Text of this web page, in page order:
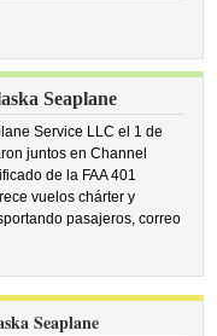
Seaplane
Service LLC el 1 de
juntos en Channel
de la FAA 401
vuelos chárter y
pasajeros, correo
Seaplane